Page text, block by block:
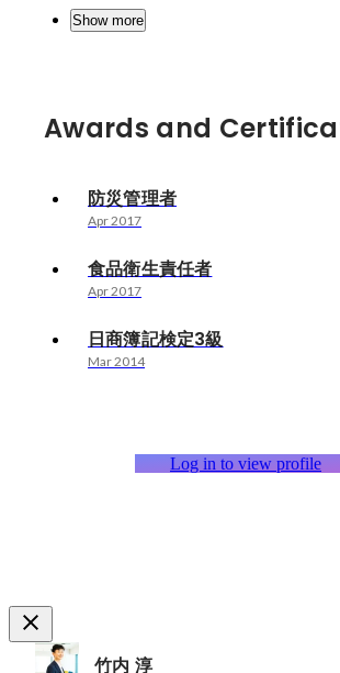
Show more
Awards and
防災管理者
Apr 2017
食品衛生責任者
Apr 2017
日商簿記検定3級
Mar 2014
Log in to view profile
竹内 淳